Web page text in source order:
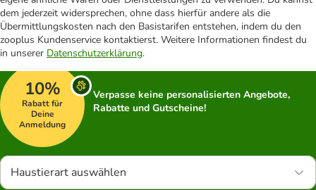
dem jederzeit widersprechen, ohne dass hierfür andere als die
Übermittlungskosten nach den Basistarifen entstehen, indem du den
zooplus Kundenservice kontaktierst. Weitere Informationen findest du
in unserer Datenschutzerklärung.
10%
Rabatt für
Deine
Anmeldung
Verpasse keine personalisierten Angebote,
Rabatte und Gutscheine!
Haustierart auswählen